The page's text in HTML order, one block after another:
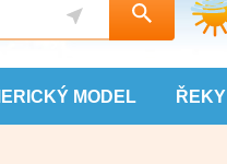
MODEL ŘEKY